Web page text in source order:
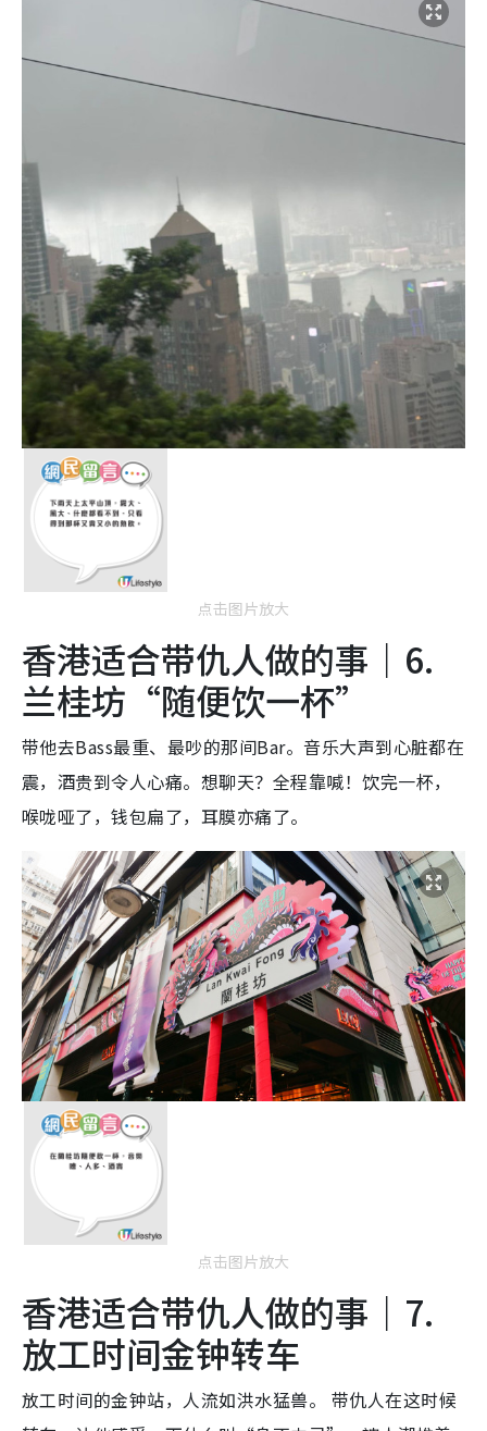
点击图片放大
香港适合带仇人做的事｜6.
兰桂坊“随便饮一杯”
带他去Bass最重、最吵的那间Bar。音乐大声到心脏都在
震，酒贵到令人心痛。想聊天？全程靠喊！饮完一杯，
喉咙哑了，钱包扁了，耳膜亦痛了。
点击图片放大
香港适合带仇人做的事｜7.
放工时间金钟转车
放工时间的金钟站，人流如洪水猛兽。 带仇人在这时候